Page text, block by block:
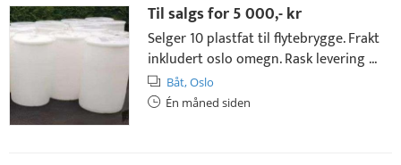
Til salgs for5 000,- kr
Selger 10 plastfat til flytebrygge. Frakt
inkludert oslo omegn. Rask levering ...
Båt,Oslo
Én måned siden